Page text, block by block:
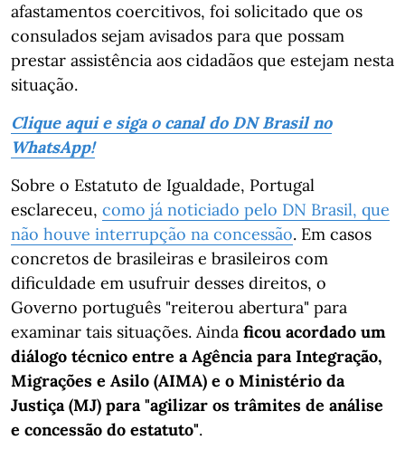
afastamentos coercitivos, foi solicitado que os
consulados sejam avisados para que possam
prestar assistência aos cidadãos que estejam nesta
situação.
Clique aqui e siga o canal do DN Brasil no
WhatsApp!
Sobre o Estatuto de Igualdade, Portugal
esclareceu, como já noticiado pelo DN Brasil, que
não houve interrupção na concessão. Em casos
concretos de brasileiras e brasileiros com
dificuldade em usufruir desses direitos, o
Governo português "reiterou abertura" para
examinar tais situações. Ainda ficou acordado um
diálogo técnico entre a Agência para Integração,
Migrações e Asilo (AIMA) e o Ministério da
Justiça (MJ) para "agilizar os trâmites de análise
e concessão do estatuto".